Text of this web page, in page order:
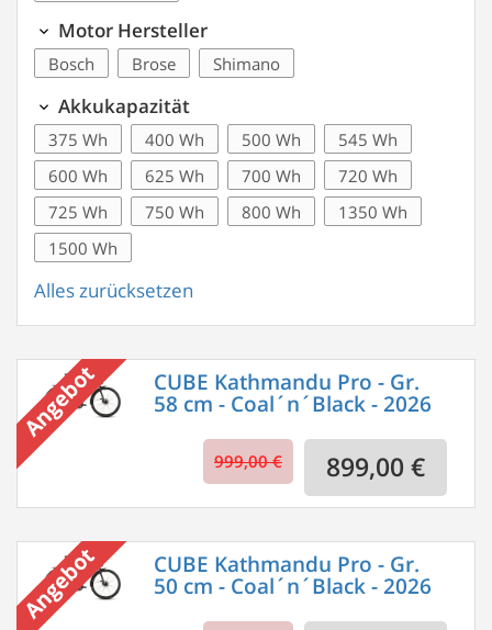
Motor Hersteller
Bosch Brose Shimano
Akkukapazität
375 400 500
545
600
625 700
720
725
750 800
1350
1500
Alles zurücksetzen
CUBE Kathmandu Pro - Gr.
58 cm - Coal´n´Black - 2026
999,00 € 899,00 €
CUBE Kathmandu Pro - Gr.
50 cm - Coal´n´Black - 2026